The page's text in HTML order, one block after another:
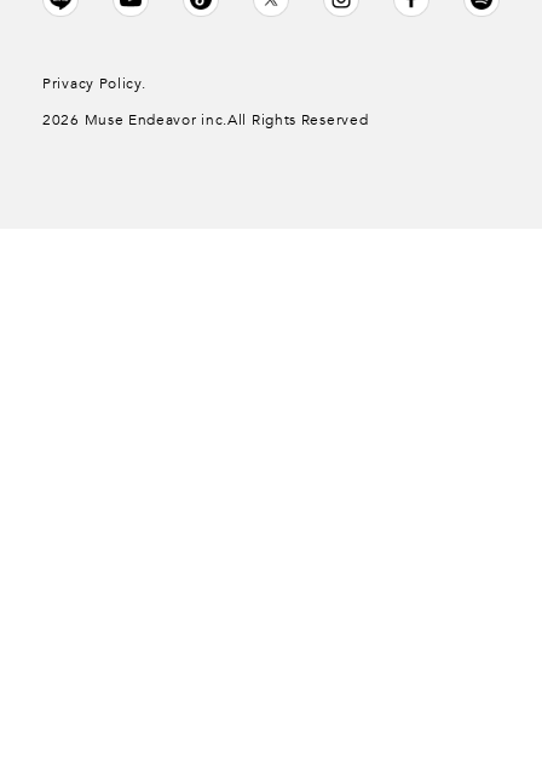
Privacy Policy.
2026 Muse Endeavor inc.All Rights Reserved